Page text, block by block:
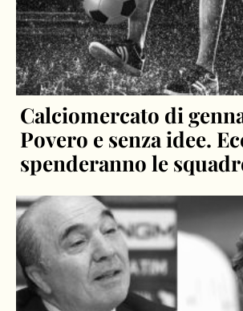
Calciomercato di
Povero e senza idee.
spenderanno le